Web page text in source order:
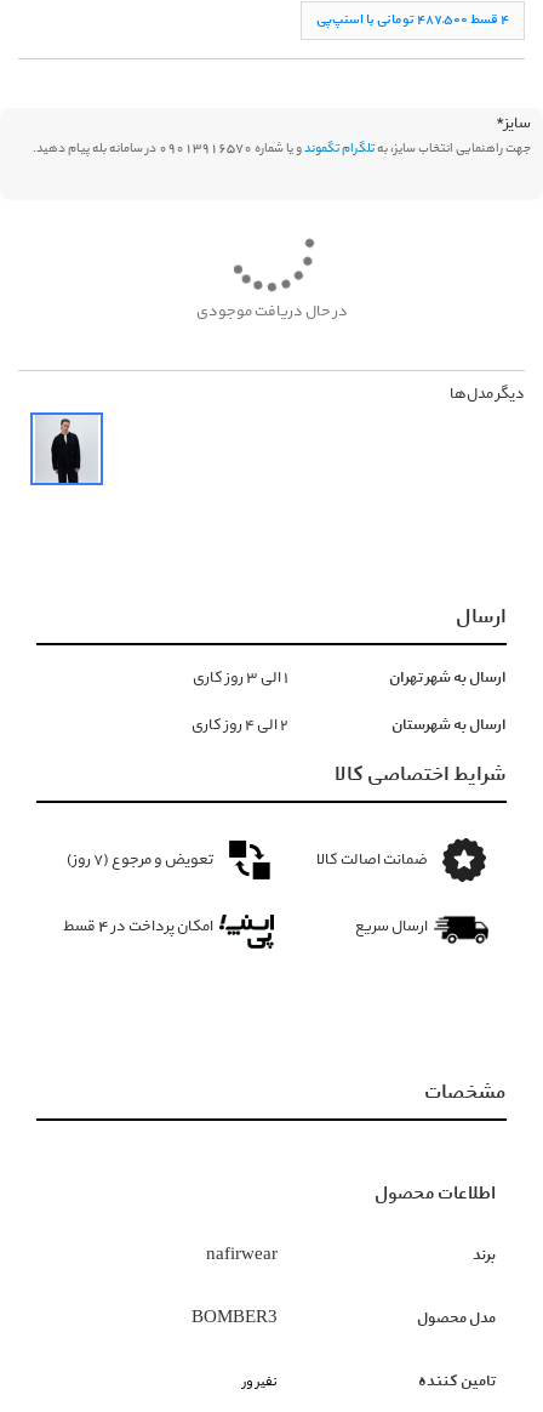
۴ قسط ۴۸۷,۵۰۰ تومانی با اسنپ‌پی
سایز*
جهت راهنمایی انتخاب سایز، بهتلگرام تگموندو یا شماره 09013916570 در سامانه بله پیام دهید.
در حال دریافت موجودی
دیگر مدل‌ها
ارسال
ارسال به شهر تهران ١ الی ۳ روز کاری
ارسال به شهرستان ۲ الی ۴ روز کاری
شرایط اختصاصی کالا
ضمانت اصالت کالا تعویض و مرجوع (۷ روز)
ارسال سریع امکان پرداخت در 4 قسط
مشخصات
اطلاعات محصول
برند nafirwear
مدل محصول BOMBER3
تامین کننده نفیر ور